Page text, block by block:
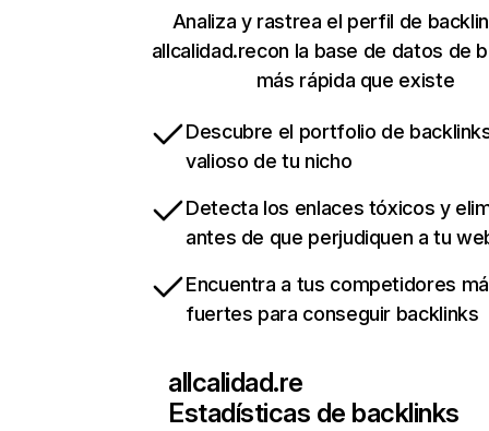
Analiza y rastrea el perfil de
allcalidad.recon la base de datos de
más rápida que existe
Descubre el portfolio de
valioso de tu nicho
Detecta los enlaces tóxicos y
antes de que perjudiquen a tu
Encuentra a tus competidores
fuertes para conseguir backlinks
allcalidad.re
Estadísticas de backlinks